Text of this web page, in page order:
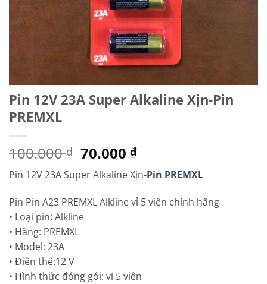
Pin 12V 23A Super Alkaline Xịn-Pin
PREMXL
100.000₫ Giá
gốc
là:
100.000 ₫.
70.000₫Giá
hiện
tại
là:
70.000 ₫.
Pin 12V 23A Super Alkaline Xịn-Pin PREMXL
Pin Pin A23 PREMXL Alkline vỉ 5 viên chính hãng
• Loại pin: Alkline
• Hãng: PREMXL
• Model: 23A
• Điện thế:12 V
• Hình thức đóng gói: vỉ 5 viên